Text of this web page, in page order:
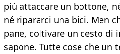
più attaccare un bottone,
né ripararci una bici. Men
pane, coltivare un cesto di
sapone. Tutte cose che un